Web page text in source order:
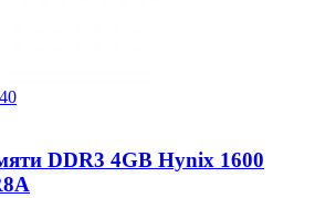
DDR3 4GB Hynix 1600